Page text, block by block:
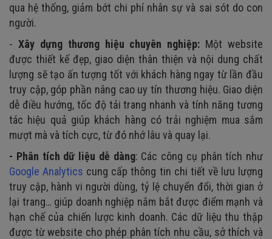
qua hệ thống, giảm bớt chi phí nhân sự và sai sót do con
người.
- Xây dựng thương hiệu chuyên nghiệp: Một website
được thiết kế đẹp, giao diện thân thiện và nội dung chất
lượng sẽ tạo ấn tượng tốt với khách hàng ngay từ lần đầu
truy cập, góp phần nâng cao uy tín thương hiệu. Giao diện
dễ điều hướng, tốc độ tải trang nhanh và tính năng tương
tác hiệu quả giúp khách hàng có trải nghiệm mua sắm
mượt mà và tích cực, từ đó nhớ lâu và quay lại.
- Phân tích dữ liệu dễ dàng: Các công cụ phân tích như
Google Analytics cung cấp thông tin chi tiết về lưu lượng
truy cập, hành vi người dùng, tỷ lệ chuyển đổi, thời gian ở
lại trang… giúp doanh nghiệp nắm bắt được điểm mạnh và
hạn chế của chiến lược kinh doanh. Các dữ liệu thu thập
được từ website cho phép phân tích nhu cầu, sở thích và